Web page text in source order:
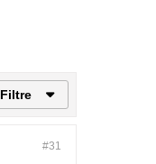
Filtre
#31